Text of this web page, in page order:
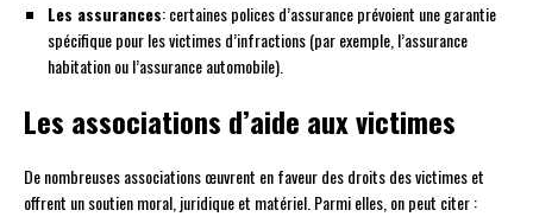
Les assurances: certaines polices d’assurance prévoient une garantie
spécifique pour les victimes d’infractions (par exemple, l’assurance
habitation ou l’assurance automobile).
Les associations d’aide aux victimes
De nombreuses associations œuvrent en faveur des droits des victimes et
offrent un soutien moral, juridique et matériel. Parmi elles, on peut citer :